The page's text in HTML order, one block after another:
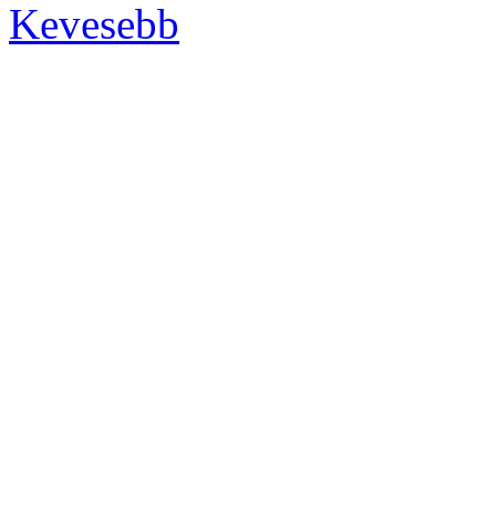
Kevesebb